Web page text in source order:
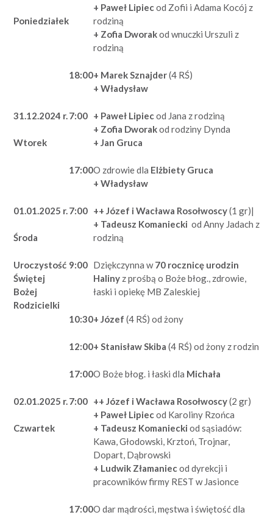
Poniedziałek
+ Paweł Lipiecod Zofii i Adama Kocój z
rodziną
+ Zofia Dworakod wnuczki Urszuli z
rodziną
18:00+ Marek Sznajder(4 RŚ)
+ Władysław
31.12.2024 r.
Wtorek
7:00 + Paweł Lipiecod Jana z rodziną
+ Zofia Dworakod rodziny Dynda
+ Jan Gruca
17:00O zdrowie dla Elżbiety Gruca
+ Władysław
01.01.2025 r.
Środa
Uroczystość
Świętej
Bożej
Rodzicielki
7:00 ++ Józef i Wacława Rosołwoscy(1 gr)|
+ Tadeusz Komaniecki od Anny Jadach z
rodziną
9:00 Dziękczynna w70 rocznicę urodzin
Haliny z prośbą o Boże błog., zdrowie,
łaski i opiekę MB Zaleskiej
10:30+ Józef (4 RŚ) od żony
12:00+ Stanisław Skiba (4 RŚ) od żony z rodzin
17:00O Boże błog. i łaski dla Michała
02.01.2025 r.
Czwartek
7:00 ++ Józef i Wacława Rosołwoscy(2 gr)
+ Paweł Lipiecod Karoliny Rzońca
+ Tadeusz Komaniecki od sąsiadów:
Kawa, Głodowski, Krztoń, Trojnar,
Dopart, Dąbrowski
+ Ludwik Złamaniecod dyrekcji i
pracowników firmy REST w Jasionce
17:00O dar mądrości, męstwa i świętość dla